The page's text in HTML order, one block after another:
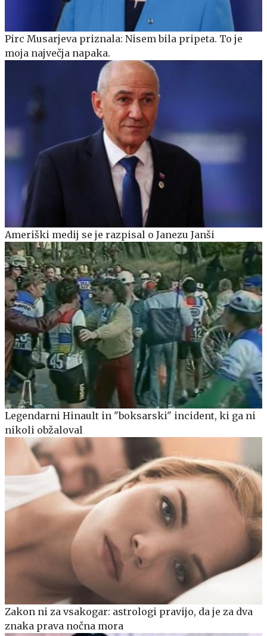
Pirc Musarjeva priznala: Nisem bila pripeta. To je
moja največja napaka.
Ameriški medij se je razpisal o Janezu Janši
Legendarni Hinault in "boksarski" incident, ki ga ni
nikoli obžaloval
Zakon ni za vsakogar: astrologi pravijo, da je za dva
znaka prava nočna mora